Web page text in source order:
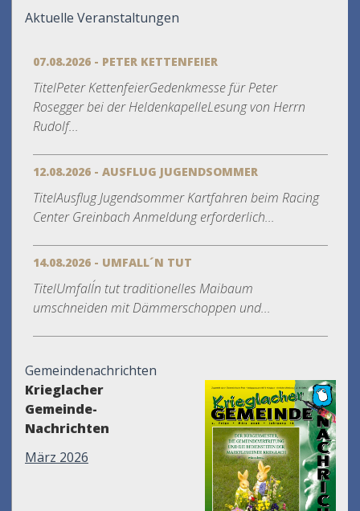
Aktuelle Veranstaltungen
07.08.2026 - PETER KETTENFEIER
TitelPeter KettenfeierGedenkmesse für Peter
Rosegger bei der HeldenkapelleLesung von Herrn
Rudolf...
12.08.2026 - AUSFLUG JUGENDSOMMER
TitelAusflug Jugendsommer Kartfahren beim Racing
Center Greinbach Anmeldung erforderlich...
14.08.2026 - UMFALL´N TUT
TitelUmfall´n tut traditionelles Maibaum
umschneiden mit Dämmerschoppen und...
Gemeindenachrichten
Krieglacher
Gemeinde-
Nachrichten
März 2026